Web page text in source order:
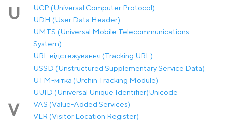
U
UCP (Universal Computer Protocol)
UDH (User Data Header)
UMTS (Universal Mobile Telecommunications
System)
URL відстежування (Tracking URL)
USSD (Unstructured Supplementary Service Data)
UTM-мітка (Urchin Tracking Module)
UUID (Universal Unique Identifier)Unicode
V
VAS (Value-Added Services)
VLR (Visitor Location Register)